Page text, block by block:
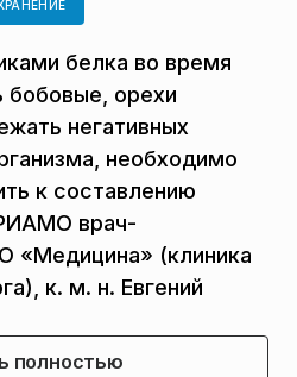
белка во время
орехи
негативных
необходимо
к составлению
врач-
«Медицина» (клиника
к. м. н. Евгений
полностью